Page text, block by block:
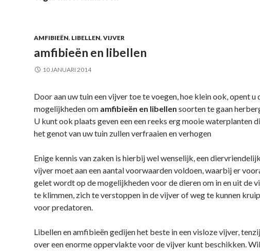
AMFIBIEËN, LIBELLEN, VIJVER
amfibieën en libellen
10 JANUARI 2014
Door aan uw tuin een vijver toe te voegen, hoe klein ook, opent u
mogelijkheden om amfibieën en libellen soorten te gaan
U kunt ook plaats geven een een reeks erg mooie waterplanten
het genot van uw tuin zullen verfraaien en verhogen
Enige kennis van zaken is hierbij wel wenselijk, een
vijver moet aan een aantal voorwaarden voldoen, waarbij er
gelet wordt op de mogelijkheden voor de dieren om in en uit de
te klimmen, zich te verstoppen in de vijver of weg te kunnen
voor predatoren.
Libellen en amfibieën gedijen het beste in een visloze vijver,
over een enorme oppervlakte voor de vijver kunt beschikken.